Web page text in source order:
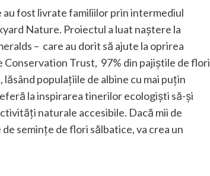
au fost livrate familiilor prin intermediul
Nature. Proiectul a luat naștere la
– care au dorit să ajute la oprirea
Trust, 97% din pajiștile de flori
populațiile de albine cu mai puțin
la inspirarea tinerilor ecologiști să-și
naturale accesibile. Dacă mii de
semințe de flori sălbatice, va crea un